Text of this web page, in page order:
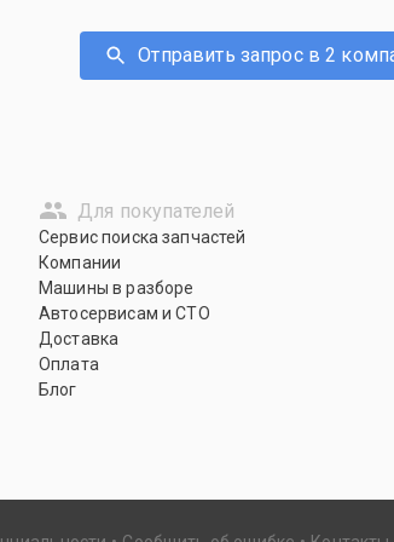
Отправить запрос в 2
Для покупателей
Сервис поиска запчастей
Компании
Машины в разборе
Автосервисам и СТО
Доставка
Оплата
Блог